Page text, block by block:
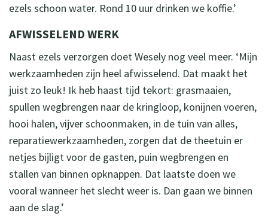
ezels schoon water. Rond 10 uur drinken we koffie.’
AFWISSELEND WERK
Naast ezels verzorgen doet Wesely nog veel meer. ‘Mijn
werkzaamheden zijn heel afwisselend. Dat maakt het
juist zo leuk! Ik heb haast tijd tekort: grasmaaien,
spullen wegbrengen naar de kringloop, konijnen voeren,
hooi halen, vijver schoonmaken, in de tuin van alles,
reparatiewerkzaamheden, zorgen dat de theetuin er
netjes bijligt voor de gasten, puin wegbrengen en
stallen van binnen opknappen. Dat laatste doen we
vooral wanneer het slecht weer is. Dan gaan we binnen
aan de slag.’